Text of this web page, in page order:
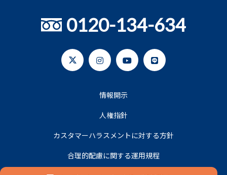
0120-134-634
情報開示
人権指針
カスタマーハラスメントに対する方針
合理的配慮に関する運用規程